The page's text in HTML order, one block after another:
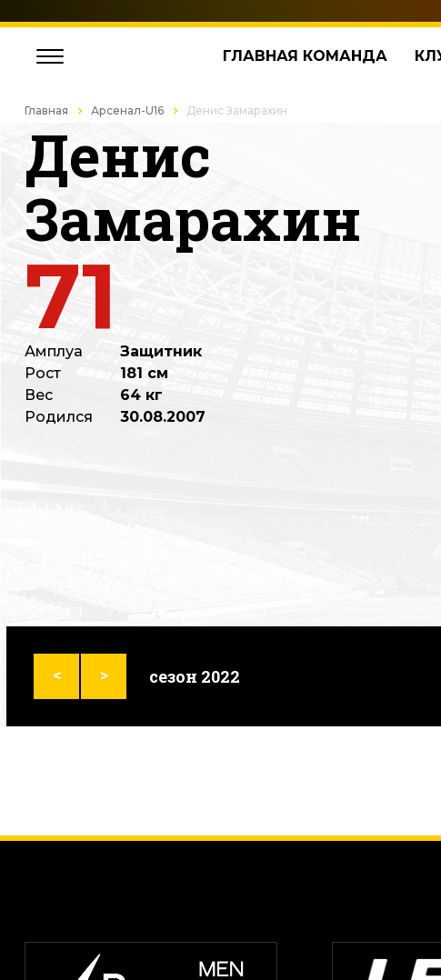
ГЛАВНАЯ КОМАНДА
Главная Арсенал-U16 Денис Замарахин
Денис
Замарахин
71
Амплуа
Рост
Вес
Родился
Защитник
181 см
64 кг
30.08.2007
< > сезон 2022